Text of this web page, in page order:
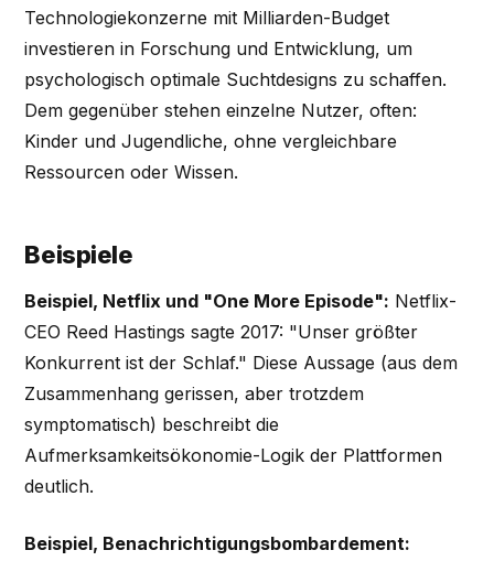
Technologiekonzerne mit Milliarden-Budget
investieren in Forschung und Entwicklung, um
psychologisch optimale Suchtdesigns zu schaffen.
Dem gegenüber stehen einzelne Nutzer, often:
Kinder und Jugendliche, ohne vergleichbare
Ressourcen oder Wissen.
Beispiele
Beispiel, Netflix und "One More Episode": Netflix-
CEO Reed Hastings sagte 2017: "Unser größter
Konkurrent ist der Schlaf." Diese Aussage (aus dem
Zusammenhang gerissen, aber trotzdem
symptomatisch) beschreibt die
Aufmerksamkeitsökonomie-Logik der Plattformen
deutlich.
Beispiel, Benachrichtigungsbombardement: